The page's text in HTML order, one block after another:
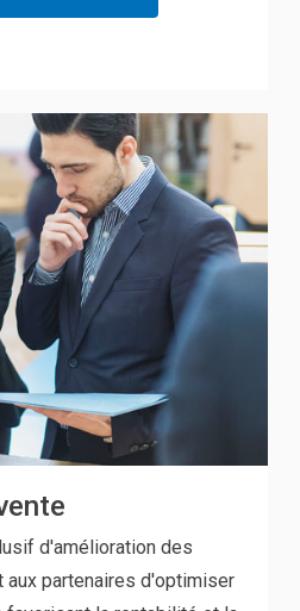
d'amélioration des
partenaires d'optimiser